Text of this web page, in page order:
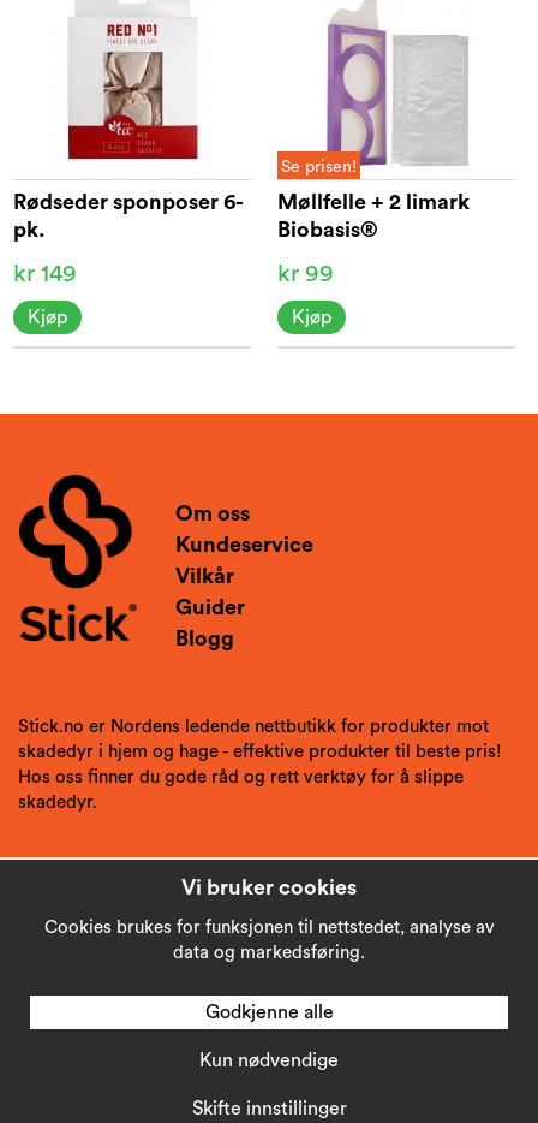
Rødseder sponposer 6-
pk.
kr 149
Kjøp
Se prisen!
Møllfelle + 2 limark
Biobasis®
kr 99
Kjøp
Om oss
Kundeservice
Vilkår
Guider
Blogg
Stick.no er Nordens ledende nettbutikk for produkter mot
skadedyr i hjem og hage - effektive produkter til beste pris!
Hos oss finner du gode råd og rett verktøy for å slippe
skadedyr.
Vi bruker cookies
Cookies brukes for funksjonen til nettstedet, analyse av
data og markedsføring.
Skifte innstillinger
Kun nødvendige
Godkjenne alle